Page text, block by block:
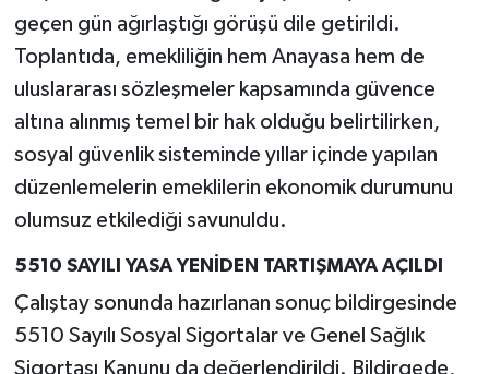
geçen gün ağırlaştığı görüşü dile getirildi.
Toplantıda, emekliliğin hem Anayasa hem de
uluslararası sözleşmeler kapsamında güvence
altına alınmış temel bir hak olduğu belirtilirken,
sosyal güvenlik sisteminde yıllar içinde yapılan
düzenlemelerin emeklilerin ekonomik durumunu
olumsuz etkilediği savunuldu.
5510 SAYILI YASA YENİDEN TARTIŞMAYA AÇILDI
Çalıştay sonunda hazırlanan sonuç bildirgesinde
5510 Sayılı Sosyal Sigortalar ve Genel Sağlık
Sigortası Kanunu da değerlendirildi. Bildirgede,